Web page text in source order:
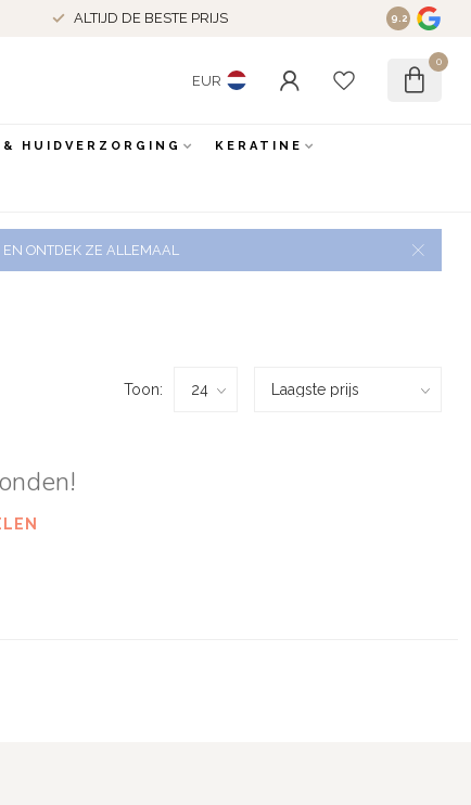
ALTIJD DE BESTE PRIJS 9.2
EUR
0
HUIDVERZORGING KERATINE
EN ONTDEK ZE ALLEMAAL
Toon: